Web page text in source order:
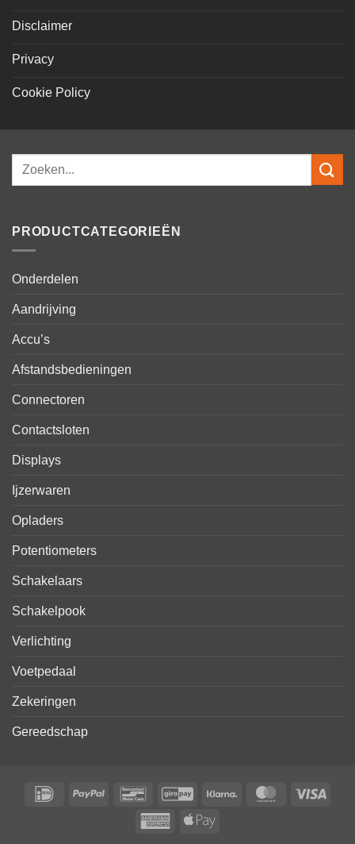
Disclaimer
Privacy
Cookie Policy
Zoeken
PRODUCTCATEGORIEËN
Onderdelen
Aandrijving
Accu’s
Afstandsbedieningen
Connectoren
Contactsloten
Displays
Ijzerwaren
Opladers
Potentiometers
Schakelaars
Schakelpook
Verlichting
Voetpedaal
Zekeringen
Gereedschap
IDeal PayPal BancontactGiroPay Klarna MasterCard
AmericanApple